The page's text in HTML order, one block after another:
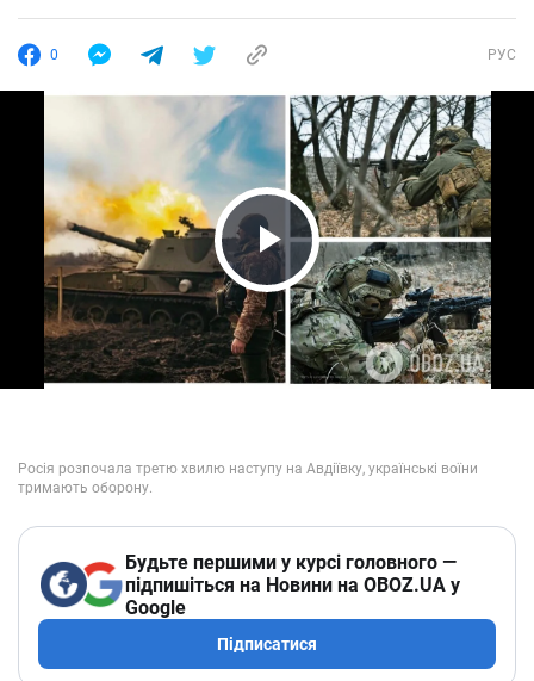
0 РУС
Play Video
Будьте першими у курсі головного —
підпишіться на Новини на OBOZ.UA у
Google
Підписатися